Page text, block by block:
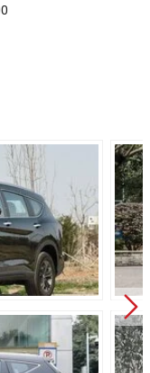
Автоматическая